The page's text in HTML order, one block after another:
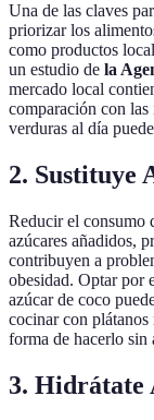
Una de las claves
priorizar los
como productos
un estudio de la
mercado local
comparación con
verduras al día
2. Sustituye
Reducir el consumo
azúcares añadidos,
contribuyen a
obesidad. Optar por
azúcar de coco
cocinar con plátanos
forma de hacerlo sin
3. Hidrátate